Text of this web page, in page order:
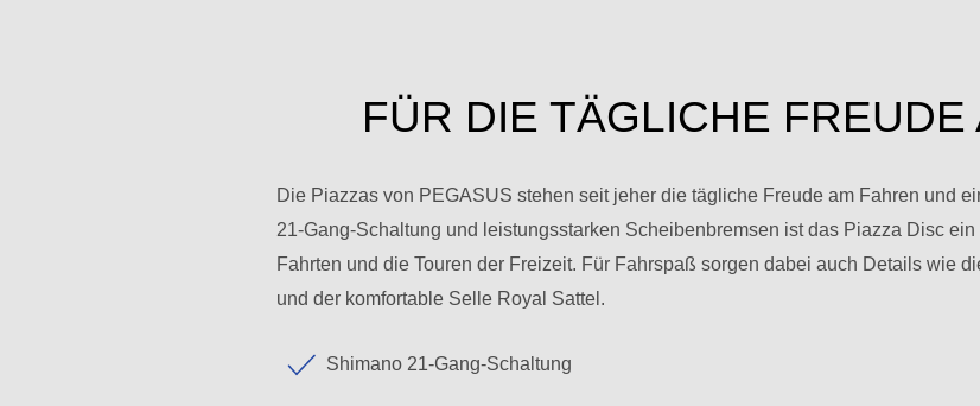
FÜR DIE TÄGLICHE FREUDE
Die Piazzas von PEGASUS stehen seit jeher die tägliche Freude am Fahren und
21-Gang-Schaltung und leistungsstarken Scheibenbremsen ist das Piazza Disc
Fahrten und die Touren der Freizeit. Für Fahrspaß sorgen dabei auch Details wie
und der komfortable Selle Royal Sattel.
Shimano 21-Gang-Schaltung